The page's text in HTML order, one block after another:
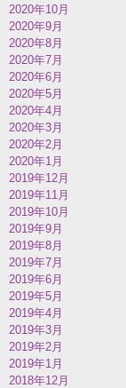
2020年10月
2020年9月
2020年8月
2020年7月
2020年6月
2020年5月
2020年4月
2020年3月
2020年2月
2020年1月
2019年12月
2019年11月
2019年10月
2019年9月
2019年8月
2019年7月
2019年6月
2019年5月
2019年4月
2019年3月
2019年2月
2019年1月
2018年12月